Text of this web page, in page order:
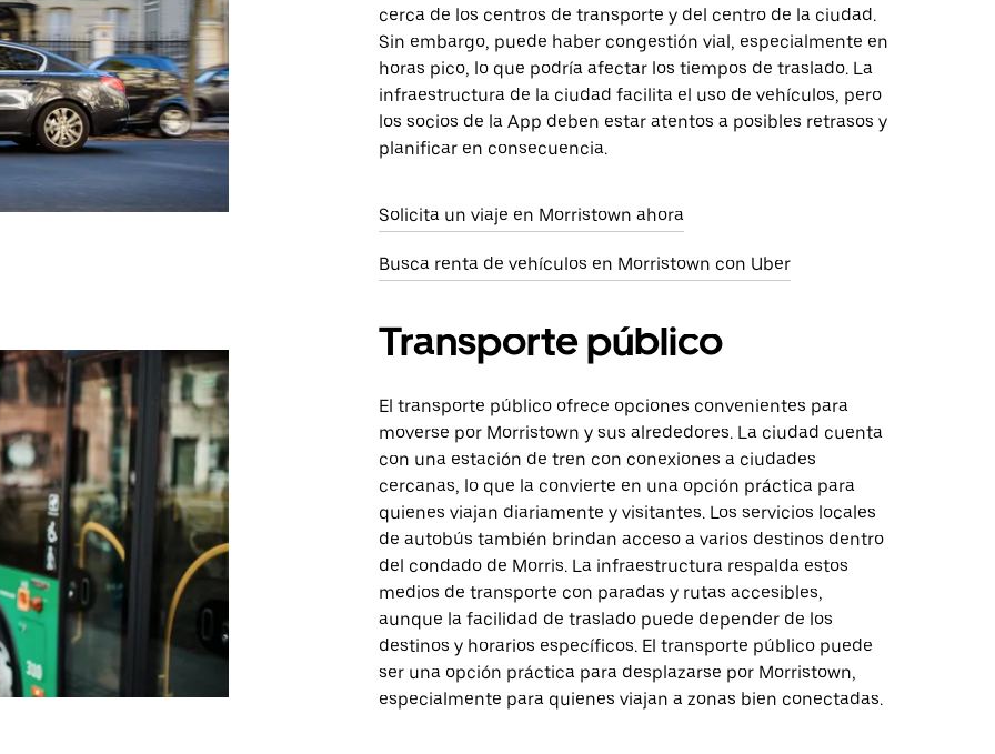
cerca de los centros de transporte y del centro de la ciudad.
Sin embargo, puede haber congestión vial, especialmente en
horas pico, lo que podría afectar los tiempos de traslado. La
infraestructura de la ciudad facilita el uso de vehículos, pero
los socios de la App deben estar atentos a posibles retrasos y
planificar en consecuencia.
Solicita un viaje en Morristown ahora
Busca renta de vehículos en Morristown con Uber
Transporte público
El transporte público ofrece opciones convenientes para
moverse por Morristown y sus alrededores. La ciudad cuenta
con una estación de tren con conexiones a ciudades
cercanas, lo que la convierte en una opción práctica para
quienes viajan diariamente y visitantes. Los servicios locales
de autobús también brindan acceso a varios destinos dentro
del condado de Morris. La infraestructura respalda estos
medios de transporte con paradas y rutas accesibles,
aunque la facilidad de traslado puede depender de los
destinos y horarios específicos. El transporte público puede
ser una opción práctica para desplazarse por Morristown,
especialmente para quienes viajan a zonas bien conectadas.